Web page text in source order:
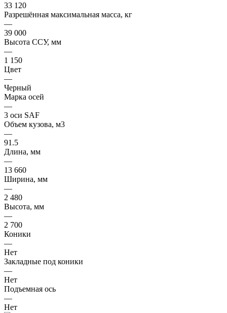
33 120
Разрешённая максимальная масса, кг
—
39 000
Высота ССУ, мм
—
1 150
Цвет
—
Черный
Марка осей
—
3 оси SAF
Объем кузова, м3
—
91.5
Длина, мм
—
13 660
Ширина, мм
—
2 480
Высота, мм
—
2 700
Коники
—
Нет
Закладные под коники
—
Нет
Подъемная ось
—
Нет